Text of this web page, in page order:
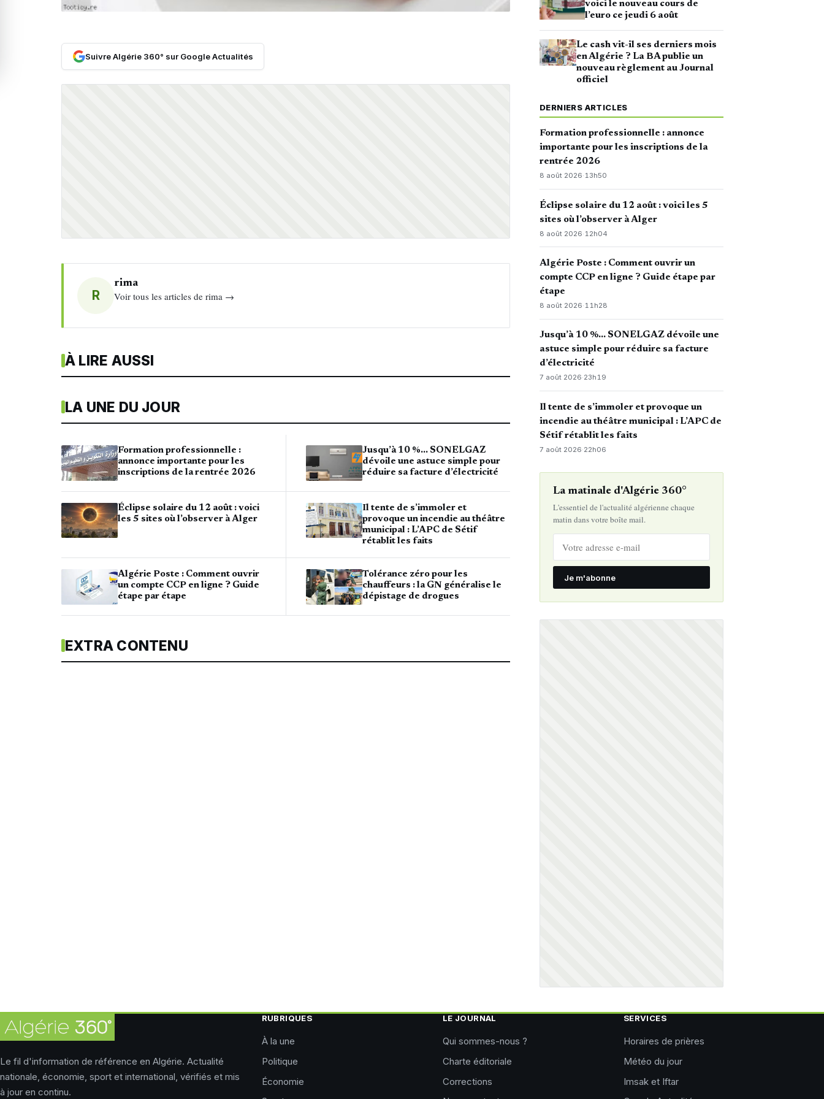
Suivre Algérie 360° sur Google Actualités
R
rima
Voir tous les articles de rima →
À LIRE AUSSI
LA UNE DU JOUR
Formation professionnelle :
annonce importante pour les
inscriptions de la rentrée 2026
Éclipse solaire du 12 août : voici
les 5 sites où l’observer à Alger
Algérie Poste : Comment ouvrir
un compte CCP en ligne ? Guide
étape par étape
Jusqu’à 10 %… SONELGAZ
dévoile une astuce simple pour
réduire sa facture d’électricité
Il tente de s’immoler et
provoque un incendie au théâtre
municipal : L’APC de Sétif
rétablit les faits
Tolérance zéro pour les
chauffeurs : la GN généralise le
dépistage de drogues
EXTRA CONTENU
voici le nouveau cours de
l’euro ce jeudi 6 août
Le cash vit-il ses derniers mois
en Algérie ? La BA publie un
nouveau règlement au Journal
officiel
DERNIERS ARTICLES
Formation professionnelle : annonce
importante pour les inscriptions de la
rentrée 2026
8 août 2026·13h50
Éclipse solaire du 12 août : voici les 5
sites où l’observer à Alger
8 août 2026· 12h04
Algérie Poste : Comment ouvrir un
compte CCP en ligne ? Guide étape par
étape
8 août 2026·11h28
Jusqu’à 10 %… SONELGAZ dévoile une
astuce simple pour réduire sa facture
d’électricité
7 août 2026·23h19
Il tente de s’immoler et provoque un
incendie au théâtre municipal : L’APC de
Sétif rétablit les faits
7 août 2026·22h06
La matinale d'Algérie 360°
L'essentiel de l'actualité algérienne chaque
matin dans votre boîte mail.
Je m'abonne
Le fil d'information de référence en Algérie. Actualité
nationale, économie, sport et international, vérifiés et mis
à jour en continu.
RUBRIQUES
À la une
Politique
Économie
LE JOURNAL
Qui sommes-nous ?
Charte éditoriale
Corrections
SERVICES
Horaires de prières
Météo du jour
Imsak et Iftar